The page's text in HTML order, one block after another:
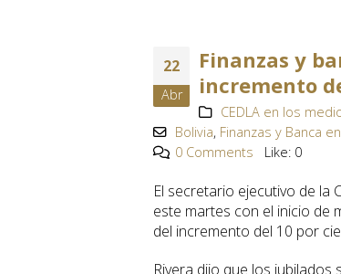
22
Abr
Finanzas y
incremento
CEDLA en los
Bolivia, Finanzas y Banca
0 Comments
Like: 0
El secretario ejecutivo de la
este martes con el inicio de
del incremento del 10 por
Rivera dijo que los